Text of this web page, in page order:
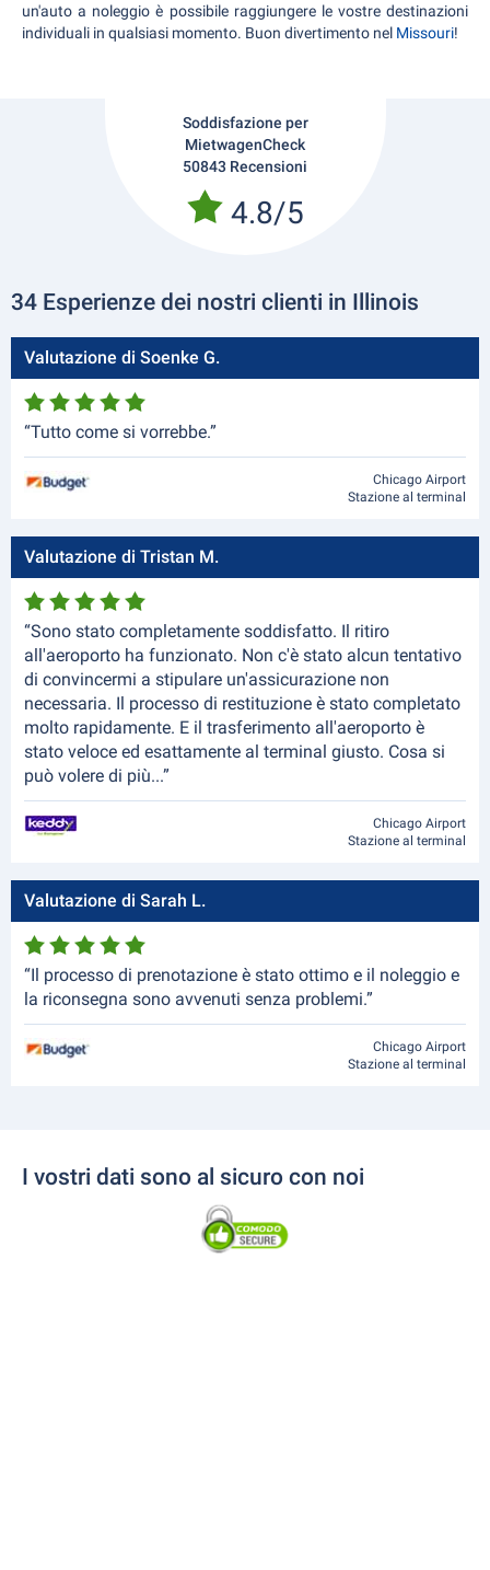
un'auto a noleggio è possibile raggiungere le vostre destinazioni
individuali in qualsiasi momento. Buon divertimento nel Missouri!
Soddisfazione per
MietwagenCheck
50843 Recensioni
4.8/5
34 Esperienze dei nostri clienti in Illinois
Valutazione di Soenke G.
“Tutto come si vorrebbe.”
Chicago Airport
Stazione al terminal
Valutazione di Tristan M.
“Sono stato completamente soddisfatto. Il ritiro
all'aeroporto ha funzionato. Non c'è stato alcun tentativo
di convincermi a stipulare un'assicurazione non
necessaria. Il processo di restituzione è stato completato
molto rapidamente. E il trasferimento all'aeroporto è
stato veloce ed esattamente al terminal giusto. Cosa si
può volere di più...”
Chicago Airport
Stazione al terminal
Valutazione di Sarah L.
“Il processo di prenotazione è stato ottimo e il noleggio e
la riconsegna sono avvenuti senza problemi.”
Chicago Airport
Stazione al terminal
I vostri dati sono al sicuro con noi